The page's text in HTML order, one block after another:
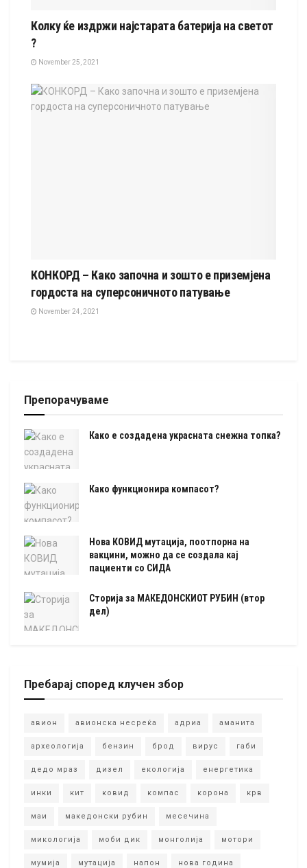
Колку ќе издржи најстарата батерија на светот
?
November 25, 2021
КОНКОРД – Како започна и зошто е приземјенa
гордоста на суперсоничното патување
November 24, 2021
Препорачуваме
Како е создадена украсната снежна топка?
Како функционира компасот?
Нова КОВИД мутација, поотпорна на
вакцини, можно да се создала кај
пациенти со СИДА
Сторија за МАКЕДОНСКИОТ РУБИН (втор
дел)
Пребарај според клучен збор
авион авионска несреќа адриа аманита
археологија бензин брод вирус габи
дедо мраз дизел екологија енергетика
инки кит ковид компас корона крв
маи македонски рубин месечина
микологија моби дик монголија мотори
мумија мутација напон нова година